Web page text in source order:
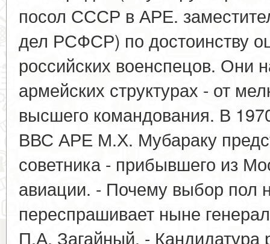
посол СССР в АРЕ.
дел РСФСР) по достоинству
российских военспецов. Они
армейских структурах - от
высшего командования. В
ВВС АРЕ М.Х. Мубараку
советника - прибывшего из
авиации. - Почему выбор пол
переспрашивает ныне
П.А. Загайный. - Кандидатура